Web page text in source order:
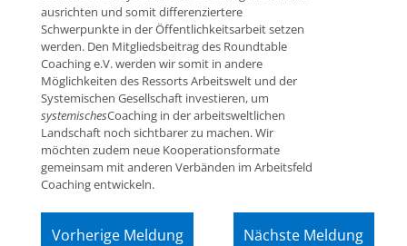
ausrichten und somit differenziertere
Schwerpunkte in der Öffentlichkeitsarbeit setzen
werden. Den Mitgliedsbeitrag des Roundtable
Coaching e.V. werden wir somit in andere
Möglichkeiten des Ressorts Arbeitswelt und der
Systemischen Gesellschaft investieren, um
systemischesCoaching in der arbeitsweltlichen
Landschaft noch sichtbarer zu machen. Wir
möchten zudem neue Kooperationsformate
gemeinsam mit anderen Verbänden im Arbeitsfeld
Coaching entwickeln.
Vorherige Meldung Nächste Meldung